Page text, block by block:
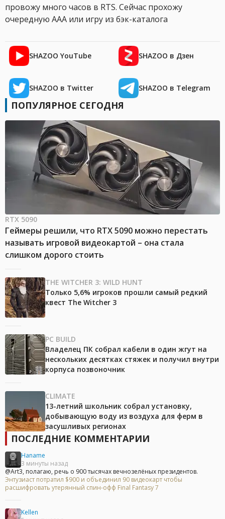
провожу много часов в RTS. Сейчас прохожу
очередную AAA или игру из бэк-каталога
SHAZOO YouTube SHAZOO в Дзен
SHAZOO в Twitter SHAZOO в Telegram
ПОПУЛЯРНОЕ СЕГОДНЯ
RTX 5090
Геймеры решили, что RTX 5090 можно перестать
называть игровой видеокартой – она стала
слишком дорого стоить
THE WITCHER 3: WILD HUNT
Только 5,6% игроков прошли самый редкий
квест The Witcher 3
PC BUILD
Владелец ПК собрал кабели в один жгут на
нескольких десятках стяжек и получил внутри
корпуса позвоночник
CLIMATE
13-летний школьник собрал установку,
добывающую воду из воздуха для ферм в
засушливых регионах
ПОСЛЕДНИЕ КОММЕНТАРИИ
Haname
3 минуты назад
@Art3, полагаю, речь о 900 тысячах вечнозелёных президентов.
Энтузиаст потратил $900 и объединил 90 видеокарт чтобы
расшифровать утерянный спин-офф Final Fantasy 7
Kellen